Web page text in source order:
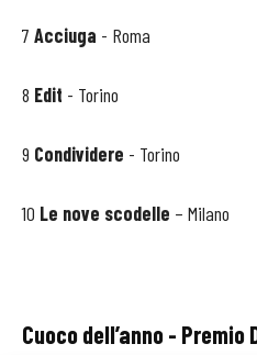
7 Acciuga - Roma
8 Edit - Torino
9 Condividere - Torino
10 Le nove scodelle – Milano
Cuoco dell’anno -